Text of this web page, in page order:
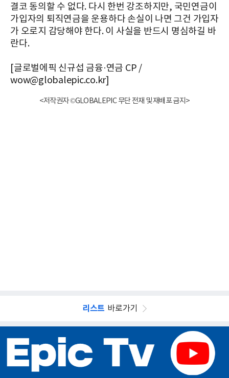
결코 동의할 수 없다. 다시 한번 강조하지만, 국민연금이
가입자의 퇴직연금을 운용하다 손실이 나면 그건 가입자
가 오로지 감당해야 한다. 이 사실을 반드시 명심하길 바
란다.
[글로벌에픽 신규섭 금융·연금 CP /
wow@globalepic.co.kr]
<저작권자 ©GLOBALEPIC 무단 전재 및 재배포 금지>
리스트 바로가기